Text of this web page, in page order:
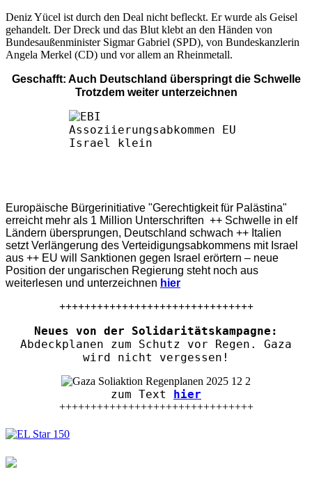
Deniz Yücel ist durch den Deal nicht befleckt. Er wurde als Geisel
gehandelt. Der Dreck und das Blut klebt an den Händen von
Bundesaußenminister Sigmar Gabriel (SPD), von Bundeskanzlerin
Angela Merkel (CD) und vor allem an Rheinmetall.
Geschafft: Auch Deutschland überspringt die Schwelle
Trotzdem weiter unterzeichnen
Europäische Bürgerinitiative "Gerechtigkeit für Palästina"
erreicht mehr als 1 Million Unterschriften ++ Schwelle in elf
Ländern übersprungen, Deutschland schwach ++ Italien
setzt Verlängerung des Verteidigungsabkommens mit Israel
aus ++ EU will Sanktionen gegen Israel erörtern – neue
Position der ungarischen Regierung steht noch aus
weiterlesen und unterzeichnen hier
+++++++++++++++++++++++++++++++
Neues von der Solidaritätskampagne:
Abdeckplanen zum Schutz vor Regen. Gaza
wird nicht vergessen!
zum Text hier
+++++++++++++++++++++++++++++++